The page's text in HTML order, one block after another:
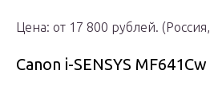
Цена: от 17 800 рублей.
Canon i-SENSYS MF641Cw